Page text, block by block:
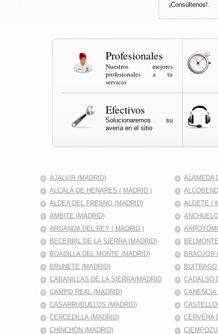
¡Consúltenos!.
Profesionales
Nuestros mejores
profesionales a tu
servicio
Efectivos
Solucionaremos su
avería en el sitio
AJALVIR (MADRID)
ALAMEDA
ALCALÁ DE HENARES ( MADRID )
ALDEA DEL FRESNO (MADRID)
ALGETE (
AMBITE (MADRID)
ARGANDA DEL REY ( MADRID )
BECERRIL DE LA SIERRA (MADRID)
BOADILLA DEL MONTE (MADRID)
BRAOJOS
BRUNETE (MADRID)
CABANILLAS DE LA SIERRA(MADRID
CADALSO
CAMPO REAL (MADRID)
CASARRUBUELOS (MADRID)
CERCEDILLA (MADRID)
CERVERA
CHINCHÓN (MADRID)